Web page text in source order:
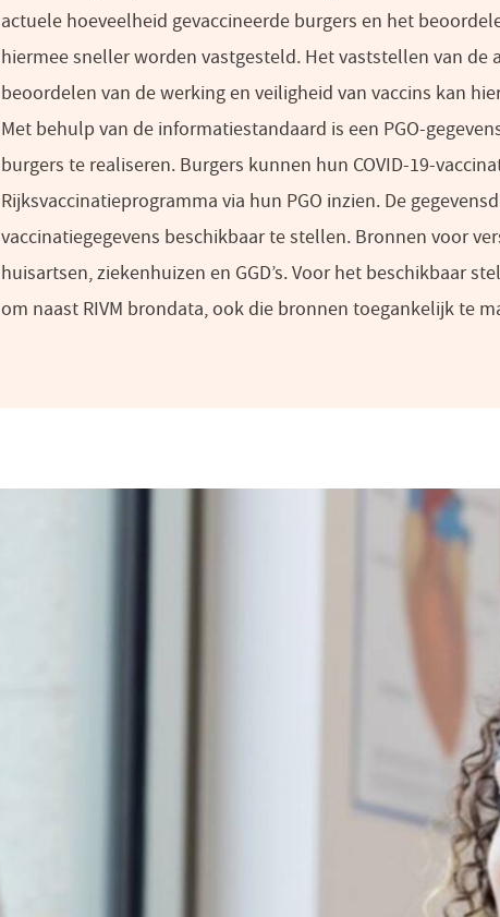
actuele hoeveelheid gevaccineerde burgers en het
hiermee sneller worden vastgesteld. Het vaststellen van
beoordelen van de werking en veiligheid van vaccins kan
Met behulp van de informatiestandaard is een PGO-
burgers te realiseren. Burgers kunnen hun COVID-19-
Rijksvaccinatieprogramma via hun PGO inzien. De
vaccinatiegegevens beschikbaar te stellen. Bronnen voor
huisartsen, ziekenhuizen en GGD’s. Voor het beschikbaar
om naast RIVM brondata, ook die bronnen toegankelijk te